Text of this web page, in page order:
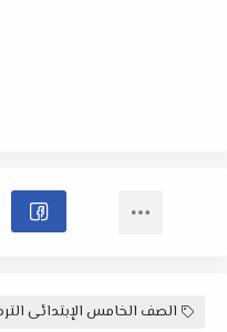
الصف الخامس الإبتدائى